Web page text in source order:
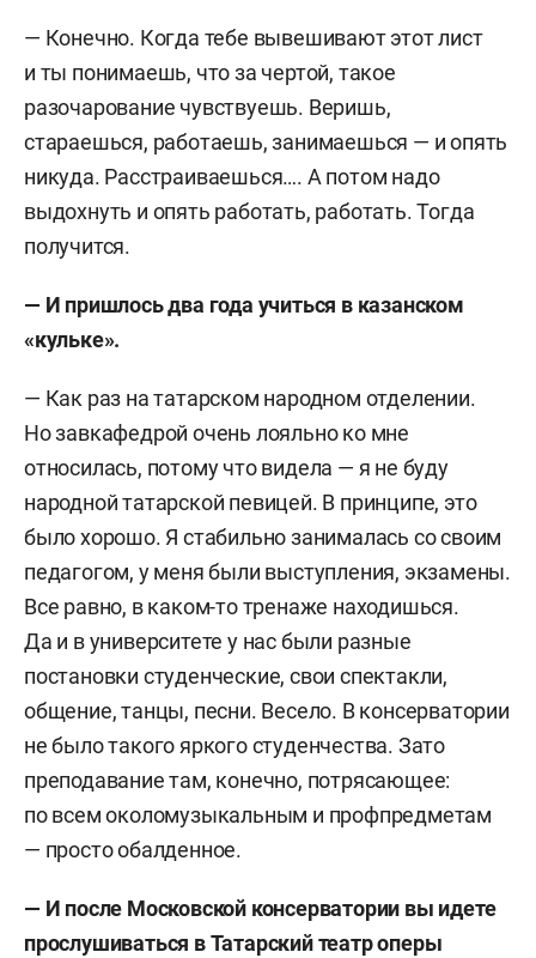
— Конечно. Когда тебе вывешивают этот лист
и ты понимаешь, что за чертой, такое
разочарование чувствуешь. Веришь,
стараешься, работаешь, занимаешься — и опять
никуда. Расстраиваешься…. А потом надо
выдохнуть и опять работать, работать. Тогда
получится.
— И пришлось два года учиться в казанском
«кульке».
— Как раз на татарском народном отделении.
Но завкафедрой очень лояльно ко мне
относилась, потому что видела — я не буду
народной татарской певицей. В принципе, это
было хорошо. Я стабильно занималась со своим
педагогом, у меня были выступления, экзамены.
Все равно, в каком-то тренаже находишься.
Да и в университете у нас были разные
постановки студенческие, свои спектакли,
общение, танцы, песни. Весело. В консерватории
не было такого яркого студенчества. Зато
преподавание там, конечно, потрясающее:
по всем околомузыкальным и профпредметам
— просто обалденное.
— И после Московской консерватории вы идете
прослушиваться в Татарский театр оперы